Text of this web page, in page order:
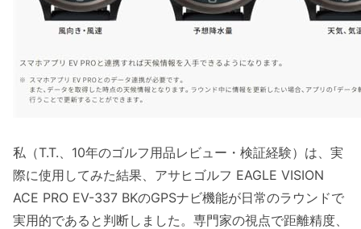
私（T.T.、10年のゴルフ用品レビュー・検証経験）は、実
際に使用してみた結果、アサヒゴルフ EAGLE VISION
ACE PRO EV-337 BKのGPSナビ機能が日常のラウンドで
実用的であると判断しました。専門家の視点で距離精度、